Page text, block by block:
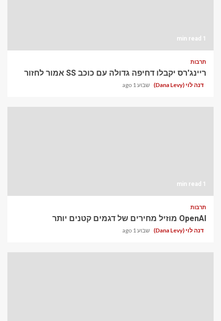
1 min read
תרבות
ריינג'רס יקבלו דחיפה גדולה עם כוכב SS אמור לחזור
דנה לוי (Dana Levy) שבוע 1 ago
1 min read
תרבות
OpenAI מוזיל מחירים של דגמים קטנים יותר
דנה לוי (Dana Levy) שבוע 1 ago